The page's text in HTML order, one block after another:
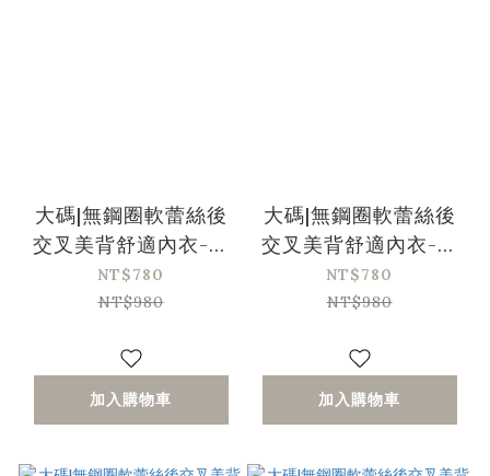
大碼|無鋼圈軟蕾絲後
交叉美背舒適內衣-粉
色
NT$780
NT$980
加入購物車
大碼|無鋼圈軟蕾絲後
交叉美背舒適內衣-黑
色
NT$780
NT$980
加入購物車